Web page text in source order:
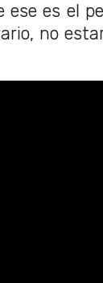
ese es el
no